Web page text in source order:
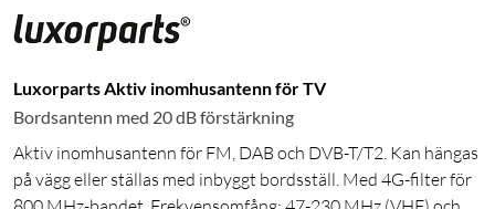
Luxorparts Aktiv inomhusantenn för TV
Bordsantenn med 20 dB förstärkning
Aktiv inomhusantenn för FM, DAB och DVB-T/T2. Kan hängas
på vägg eller ställas med inbyggt bordsställ. Med 4G-filter för